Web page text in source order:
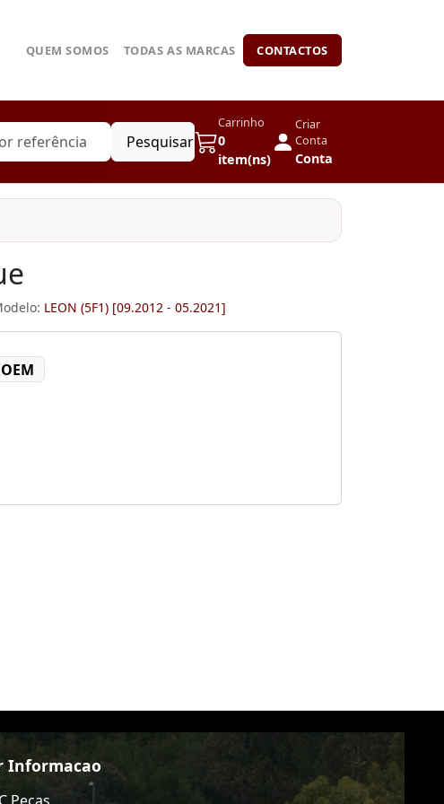
QUEM SOMOS TODAS AS MARCAS CONTACTOS
Pesquisar
Carrinho
0
item(ns)
Criar
Conta
Conta
LEON (5F1) [09.2012 - 05.2021]
OEM
Informacao